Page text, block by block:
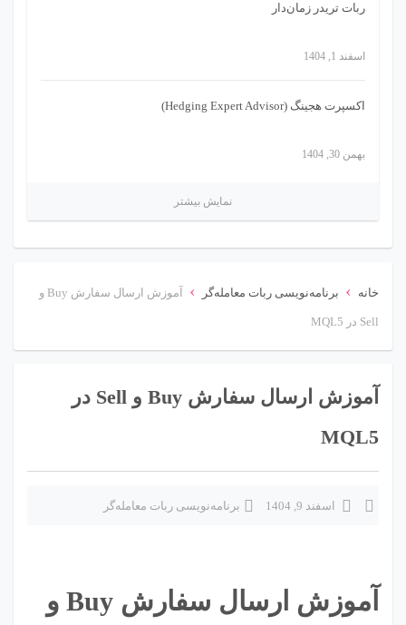
ربات تریدر زمان‌دار
اسفند 1, 1404
اکسپرت هجینگ (Hedging Expert Advisor)
بهمن 30, 1404
نمایش بیشتر
خانه › برنامه‌نویسی ربات معامله‌گر › آموزش ارسال سفارش Buy و
Sell در MQL5
آموزش ارسال سفارش Buy و Sell در
MQL5
اسفند 9, 1404 برنامه‌نویسی ربات معامله‌گر
آموزش ارسال سفارش Buy و